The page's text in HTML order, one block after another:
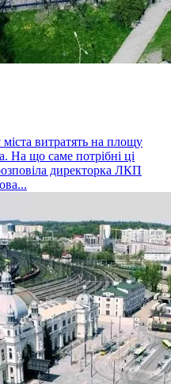
витратять на площу
На що саме потрібні ці
директорка ЛКП